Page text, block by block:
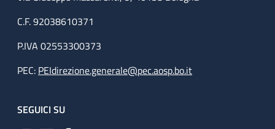
C.F. 92038610371
P.IVA 02553300373
PEC: PEIdirezione.generale@pec.aosp.bo.it
SEGUICI SU